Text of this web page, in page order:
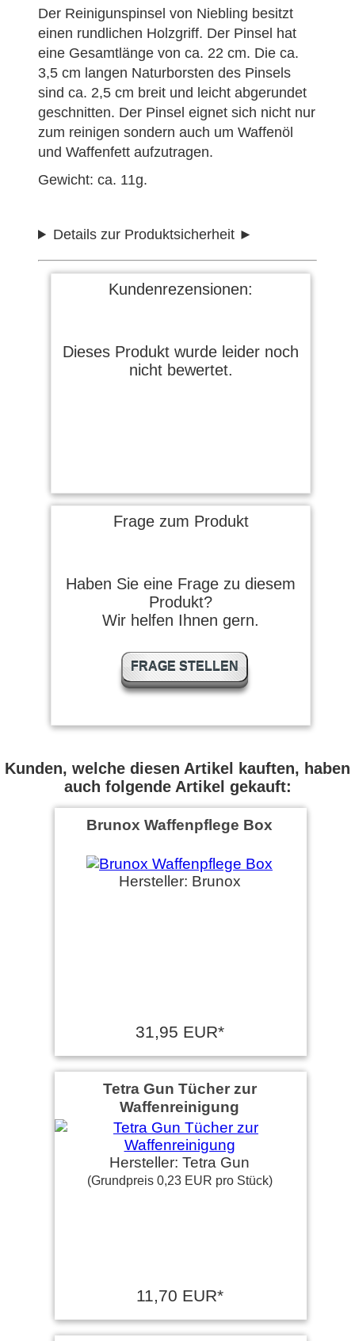
Der Reinigunspinsel von Niebling besitzt
einen rundlichen Holzgriff. Der Pinsel hat
eine Gesamtlänge von ca. 22 cm. Die ca.
3,5 cm langen Naturborsten des Pinsels
sind ca. 2,5 cm breit und leicht abgerundet
geschnitten. Der Pinsel eignet sich nicht nur
zum reinigen sondern auch um Waffenöl
und Waffenfett aufzutragen.
Gewicht: ca. 11g.
Details zur Produktsicherheit
Kundenrezensionen:
Dieses Produkt wurde leider noch
nicht bewertet.
Frage zum Produkt
Haben Sie eine Frage zu diesem
Produkt?
Wir helfen Ihnen gern.
FRAGE STELLEN
Kunden, welche diesen Artikel kauften, haben
auch folgende Artikel gekauft:
Brunox Waffenpflege Box
Hersteller: Brunox
31,95 EUR*
Tetra Gun Tücher zur
Waffenreinigung
Hersteller: Tetra Gun
(Grundpreis 0,23 EUR pro Stück)
11,70 EUR*